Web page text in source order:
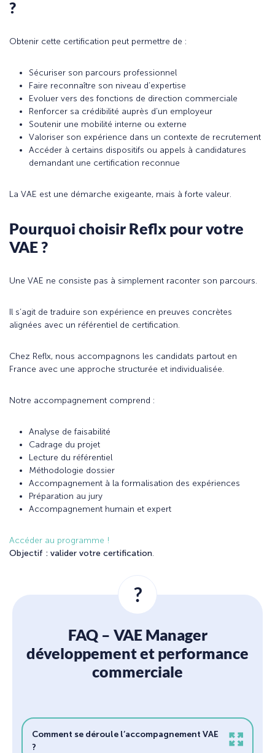
?
Obtenir cette certification peut permettre de :
Sécuriser son parcours professionnel
Faire reconnaître son niveau d’expertise
Evoluer vers des fonctions de direction commerciale
Renforcer sa crédibilité auprès d’un employeur
Soutenir une mobilité interne ou externe
Valoriser son expérience dans un contexte de recrutement
Accéder à certains dispositifs ou appels à candidatures
demandant une certification reconnue
La VAE est une démarche exigeante, mais à forte valeur.
Pourquoi choisir Reflx pour votre
VAE ?
Une VAE ne consiste pas à simplement raconter son parcours.
Il s’agit de traduire son expérience en preuves concrètes
alignées avec un référentiel de certification.
Chez Reflx, nous accompagnons les candidats partout en
France avec une approche structurée et individualisée.
Notre accompagnement comprend :
Analyse de faisabilité
Cadrage du projet
Lecture du référentiel
Méthodologie dossier
Accompagnement à la formalisation des expériences
Préparation au jury
Accompagnement humain et expert
Accéder au programme !
Objectif : valider votre certification.
?
FAQ – VAE Manager
développement et performance
commerciale
Comment se déroule l’accompagnement VAE
?